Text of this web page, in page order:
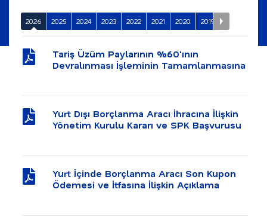
Özel Durum Açıklamaları
Kurumsal Yönetim
Özet Göstergeler
Hisse ve Tahvil Analist Bilgileri
Genel Kurul
2026 2025 2024 2023 2022 2021 2020 2019
Tariş Üzüm Paylarının %60'ının
Devralınması İşleminin Tamamlanmasına
Yurt Dışı Borçlanma Aracı İhracına İlişkin
Yönetim Kurulu Kararı ve SPK Başvurusu
Yurt İçinde Borçlanma Aracı Son Kupon
Ödemesi ve İtfasına İlişkin Açıklama